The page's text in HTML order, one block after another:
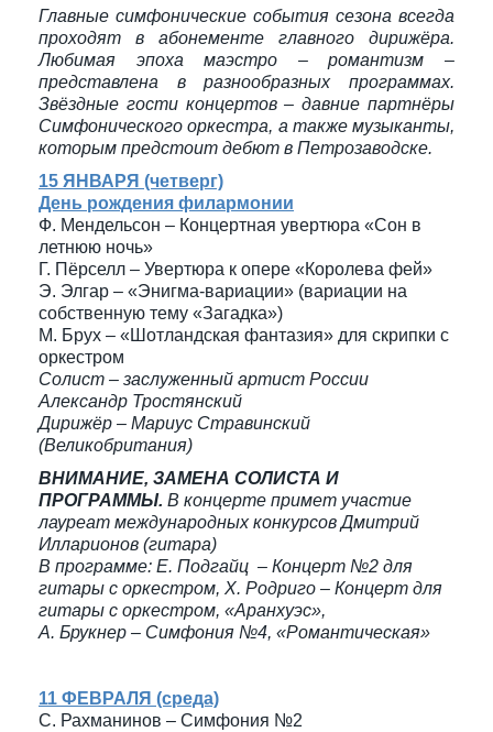
Главные симфонические события сезона всегда
проходят в абонементе главного дирижёра.
Любимая эпоха маэстро – романтизм –
представлена в разнообразных программах.
Звёздные гости концертов – давние партнёры
Симфонического оркестра, а также музыканты,
которым предстоит дебют в Петрозаводске.
15 ЯНВАРЯ (четверг)
День рождения филармонии
Ф. Мендельсон – Концертная увертюра «Сон в
летнюю ночь»
Г. Пёрселл – Увертюра к опере «Королева фей»
Э. Элгар – «Энигма-вариации» (вариации на
собственную тему «Загадка»)
М. Брух – «Шотландская фантазия» для скрипки с
оркестром
Солист – заслуженный артист России
Александр Тростянский
Дирижёр – Мариус Стравинский
(Великобритания)
ВНИМАНИЕ, ЗАМЕНА СОЛИСТА И
ПРОГРАММЫ. В концерте примет участие
лауреат международных конкурсов Дмитрий
Илларионов (гитара)
В программе: Е. Подгайц – Концерт №2 для
гитары с оркестром, Х. Родриго – Концерт для
гитары с оркестром, «Аранхуэс»,
А. Брукнер – Симфония №4, «Романтическая»
11 ФЕВРАЛЯ (среда)
С. Рахманинов – Симфония №2